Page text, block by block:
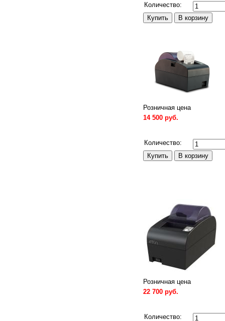
Количество:
Розничная цена
14 500 руб.
Количество:
Розничная цена
22 700 руб.
Количество: